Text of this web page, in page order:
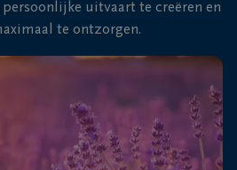
uitvaart te creëren en
te ontzorgen.